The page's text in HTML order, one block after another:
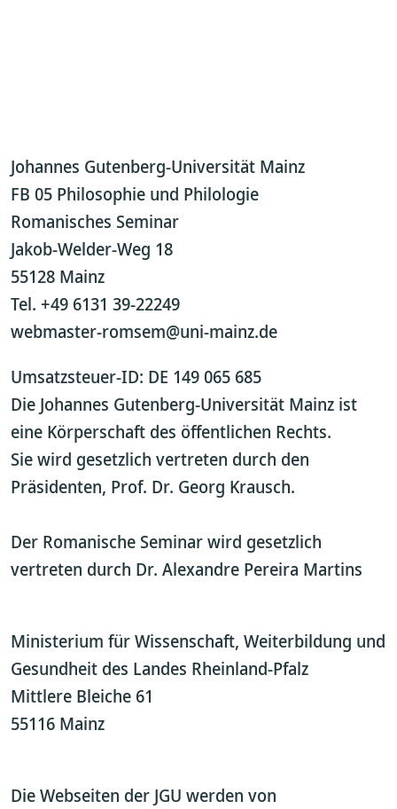
Johannes Gutenberg-Universität Mainz
FB 05 Philosophie und Philologie
Romanisches Seminar
Jakob-Welder-Weg 18
55128 Mainz
Tel. +49 6131 39-22249
webmaster-romsem@uni-mainz.de
Umsatzsteuer-ID: DE 149 065 685
Die Johannes Gutenberg-Universität Mainz ist
eine Körperschaft des öffentlichen Rechts.
Sie wird gesetzlich vertreten durch den
Präsidenten, Prof. Dr. Georg Krausch.
Der Romanische Seminar wird gesetzlich
vertreten durch Dr. Alexandre Pereira Martins
Ministerium für Wissenschaft, Weiterbildung und
Gesundheit des Landes Rheinland-Pfalz
Mittlere Bleiche 61
55116 Mainz
Die Webseiten der JGU werden von